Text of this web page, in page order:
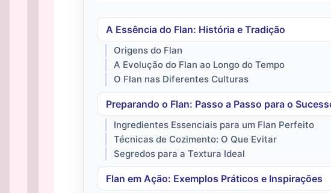
A Essência do Flan: História e Tradição
Origens do Flan
A Evolução do Flan ao Longo do Tempo
O Flan nas Diferentes Culturas
Preparando o Flan: Passo a Passo para o
Ingredientes Essenciais para um Flan Perfeito
Técnicas de Cozimento: O Que Evitar
Segredos para a Textura Ideal
Flan em Ação: Exemplos Práticos e Inspirações